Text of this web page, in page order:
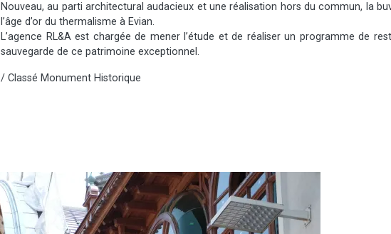
Nouveau, au parti architectural audacieux et une réalisation hors du commun, la
l’âge d’or du thermalisme à Evian.
L’agence RL&A est chargée de mener l’étude et de réaliser un programme de
sauvegarde de ce patrimoine exceptionnel.
/ Classé Monument Historique